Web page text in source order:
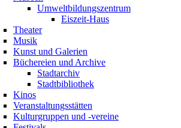
Umweltbildungszentrum
Eiszeit-Haus
Theater
Musik
Kunst und Galerien
Büchereien und Archive
Stadtarchiv
Stadtbibliothek
Kinos
Veranstaltungsstätten
Kulturgruppen und -vereine